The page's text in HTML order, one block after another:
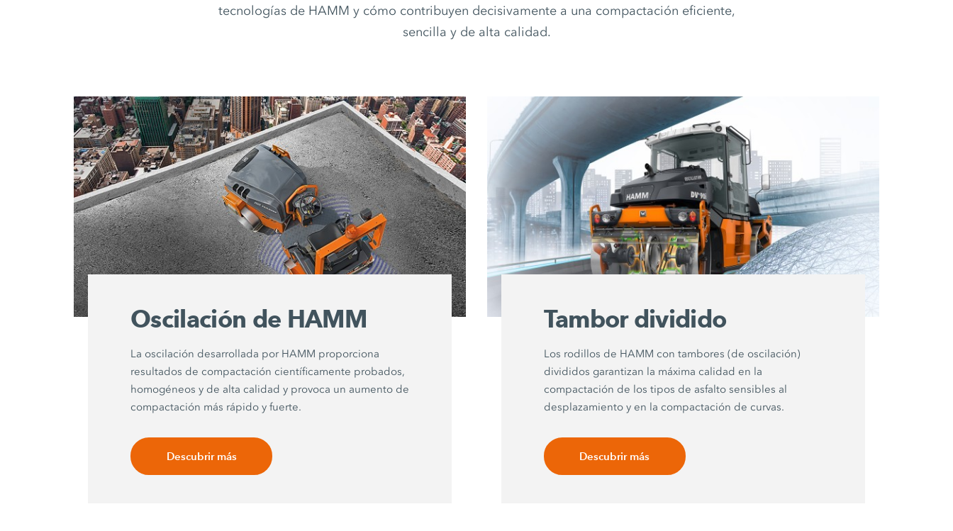
tecnologías de HAMM y cómo contribuyen decisivamente a una compactación eficiente,
sencilla y de alta calidad.
Oscilación de HAMM
La oscilación desarrollada por HAMM proporciona
resultados de compactación científicamente probados,
homogéneos y de alta calidad y provoca un aumento de
compactación más rápido y fuerte.
Descubrir más
Tambor dividido
Los rodillos de HAMM con tambores (de oscilación)
divididos garantizan la máxima calidad en la
compactación de los tipos de asfalto sensibles al
desplazamiento y en la compactación de curvas.
Descubrir más